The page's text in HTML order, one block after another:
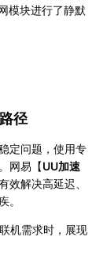
模块进行了静默
径
定问题，使用专
网易【UU加速
效解决高延迟、
。
机需求时，展现